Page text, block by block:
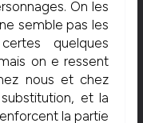
On les
semble pas les
quelques
on e ressent
nous et chez
et la
la partie